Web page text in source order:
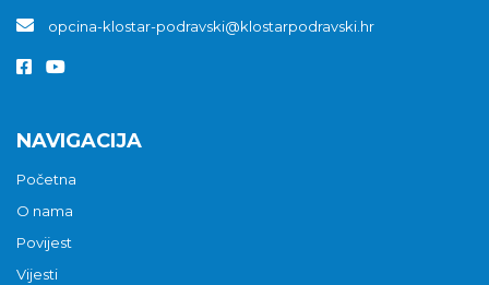
opcina-klostar-podravski@klostarpodravski.hr
NAVIGACIJA
Početna
O nama
Povijest
Vijesti